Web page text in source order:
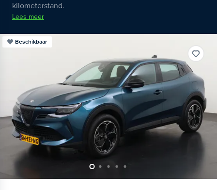
kilometerstand.
Lees meer
Beschikbaar